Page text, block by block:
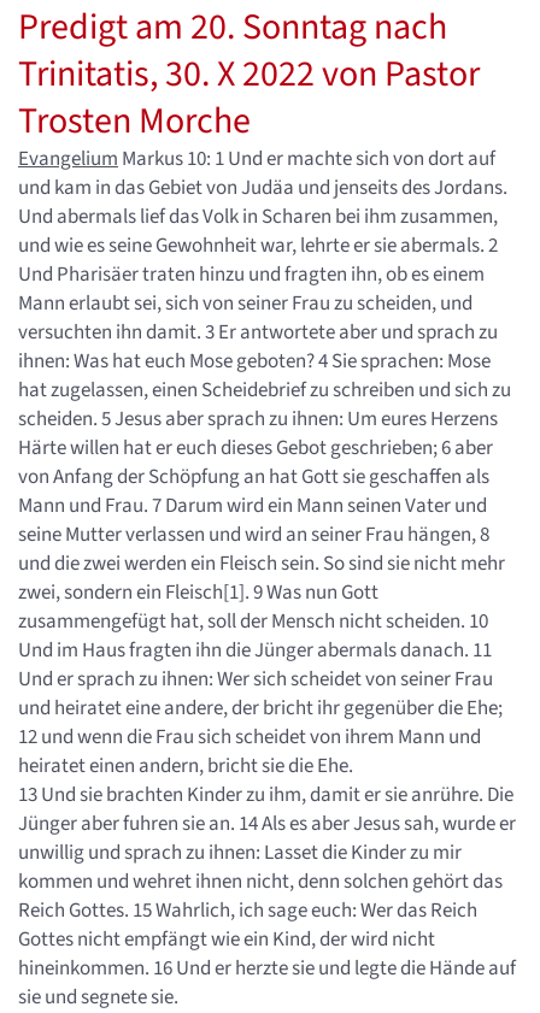
Predigt am 20. Sonntag nach
Trinitatis, 30. X 2022 von Pastor
Trosten Morche
EvangeliumMarkus 10: 1 Und er machte sich von dort auf
und kam in das Gebiet von Judäa und jenseits des Jordans.
Und abermals lief das Volk in Scharen bei ihm zusammen,
und wie es seine Gewohnheit war, lehrte er sie abermals. 2
Und Pharisäer traten hinzu und fragten ihn, ob es einem
Mann erlaubt sei, sich von seiner Frau zu scheiden, und
versuchten ihn damit. 3 Er antwortete aber und sprach zu
ihnen: Was hat euch Mose geboten? 4 Sie sprachen: Mose
hat zugelassen, einen Scheidebrief zu schreiben und sich zu
scheiden. 5 Jesus aber sprach zu ihnen: Um eures Herzens
Härte willen hat er euch dieses Gebot geschrieben; 6 aber
von Anfang der Schöpfung an hat Gott sie geschaffen als
Mann und Frau. 7 Darum wird ein Mann seinen Vater und
seine Mutter verlassen und wird an seiner Frau hängen, 8
und die zwei werden ein Fleisch sein. So sind sie nicht mehr
zwei, sondern ein Fleisch[1]. 9 Was nun Gott
zusammengefügt hat, soll der Mensch nicht scheiden. 10
Und im Haus fragten ihn die Jünger abermals danach. 11
Und er sprach zu ihnen: Wer sich scheidet von seiner Frau
und heiratet eine andere, der bricht ihr gegenüber die Ehe;
12 und wenn die Frau sich scheidet von ihrem Mann und
heiratet einen andern, bricht sie die Ehe.
13 Und sie brachten Kinder zu ihm, damit er sie anrühre. Die
Jünger aber fuhren sie an. 14 Als es aber Jesus sah, wurde er
unwillig und sprach zu ihnen: Lasset die Kinder zu mir
kommen und wehret ihnen nicht, denn solchen gehört das
Reich Gottes. 15 Wahrlich, ich sage euch: Wer das Reich
Gottes nicht empfängt wie ein Kind, der wird nicht
hineinkommen. 16 Und er herzte sie und legte die Hände auf
sie und segnete sie.